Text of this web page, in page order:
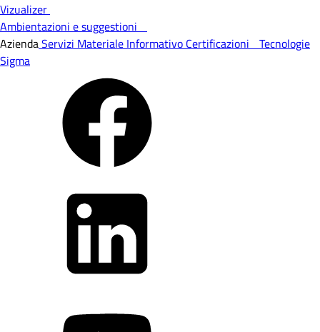
Vizualizer
Ambientazioni e suggestioni
AziendaServizi Materiale Informativo Certificazioni Tecnologie
Sigma